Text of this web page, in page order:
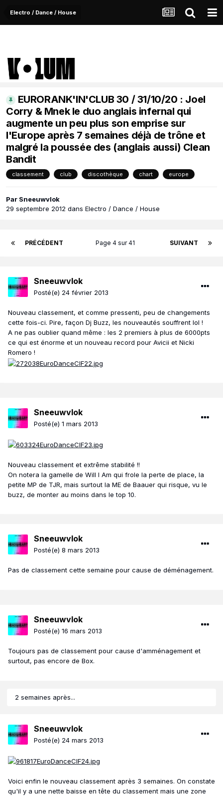
Electro / Dance / House
EURORANK'IN'CLUB 30 / 31/10/20 : Joel
Corry & Mnek le duo anglais infernal qui
augmente un peu plus son emprise sur
l'Europe après 7 semaines déjà de trône et
malgré la poussée des (anglais aussi) Clean
Bandit
classement club discothèque chart europe
Par Sneeuwvlok
29 septembre 2012 dans Electro / Dance / House
PRÉCÉDENT SUIVANT
Page 4 sur 41
Sneeuwvlok
Posté(e) 24 février 2013
Nouveau classement, et comme pressenti, peu de changements
cette fois-ci. Pire, façon Dj Buzz, les nouveautés souffrent lol !
A ne pas oublier quand même : les 2 premiers à plus de 6000pts
ce qui est énorme et un nouveau record pour Avicii et Nicki
Romero !
Sneeuwvlok
Posté(e) 1 mars 2013
Nouveau classement et extrême stabilité !!
On notera la gamelle de Will I Am qui frole la perte de place, la
petite MP de TJR, mais surtout la ME de Baauer qui risque, vu le
buzz, de monter au moins dans le top 10.
Sneeuwvlok
Posté(e) 8 mars 2013
Pas de classement cette semaine pour cause de déménagement.
Sneeuwvlok
Posté(e) 16 mars 2013
Toujours pas de classement pour cause d'amménagement et
surtout, pas encore de Box.
2 semaines après...
Sneeuwvlok
Posté(e) 24 mars 2013
Voici enfin le nouveau classement après 3 semaines. On constate
qu'il y a une nette baisse en tête du classement mais une zone